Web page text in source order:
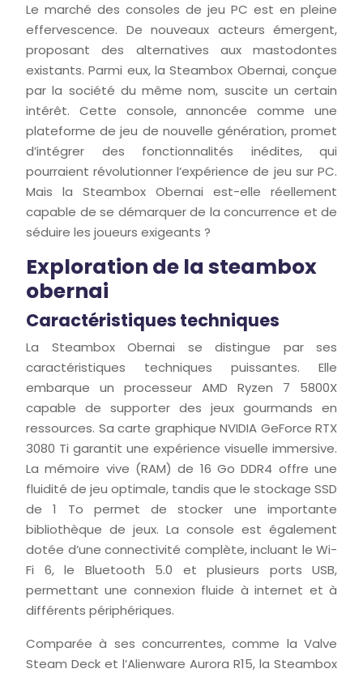
Le marché des consoles de jeu PC est en pleine
effervescence. De nouveaux acteurs émergent,
proposant des alternatives aux mastodontes
existants. Parmi eux, la Steambox Obernai, conçue
par la société du même nom, suscite un certain
intérêt. Cette console, annoncée comme une
plateforme de jeu de nouvelle génération, promet
d’intégrer des fonctionnalités inédites, qui
pourraient révolutionner l’expérience de jeu sur PC.
Mais la Steambox Obernai est-elle réellement
capable de se démarquer de la concurrence et de
séduire les joueurs exigeants ?
Exploration de la steambox
obernai
Caractéristiques techniques
La Steambox Obernai se distingue par ses
caractéristiques techniques puissantes. Elle
embarque un processeur AMD Ryzen 7 5800X
capable de supporter des jeux gourmands en
ressources. Sa carte graphique NVIDIA GeForce RTX
3080 Ti garantit une expérience visuelle immersive.
La mémoire vive (RAM) de 16 Go DDR4 offre une
fluidité de jeu optimale, tandis que le stockage SSD
de 1 To permet de stocker une importante
bibliothèque de jeux. La console est également
dotée d’une connectivité complète, incluant le Wi-
Fi 6, le Bluetooth 5.0 et plusieurs ports USB,
permettant une connexion fluide à internet et à
différents périphériques.
Comparée à ses concurrentes, comme la Valve
Steam Deck et l’Alienware Aurora R15, la Steambox